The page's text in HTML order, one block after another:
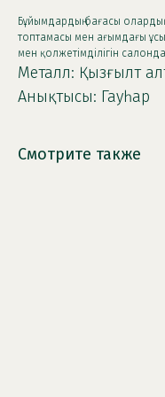
Бұйымдардың бағасы
топтамасы мен ағымдағы
мен қолжетімділігін
Металл: Қызғылт
Анықтысы: Гауһар
Смотрите также